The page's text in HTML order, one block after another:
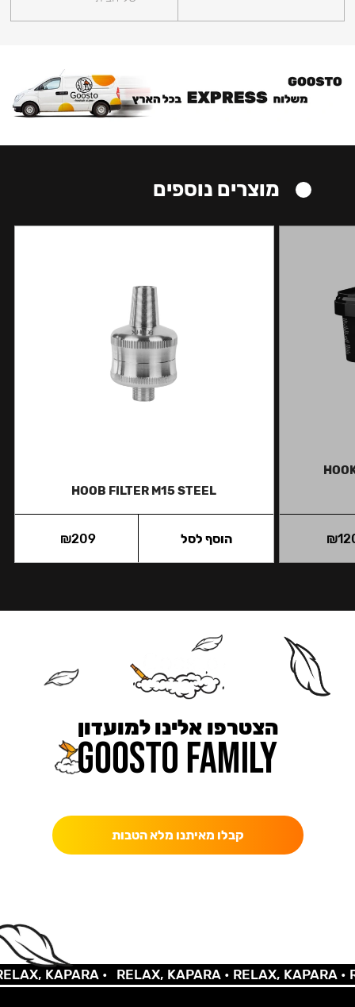
מוצרים נוספים
₪
HOOB FILTER M15 STEEL
₪209 הוסף לסל
הצטרפו אלינו למועדון
קבלו מאיתנו מלא הטבות
KAPARA • RELAX, KAPARA •RELAX, KAPARA •